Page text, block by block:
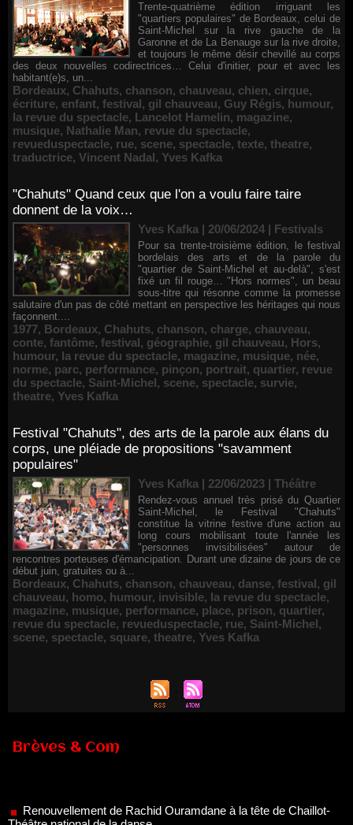
Trente-quatrième édition irriguant les
"quartiers populaires" de Bordeaux, celui de
Saint-Michel sur la rive gauche de la
Garonne et de La Benauge sur la rive droite,
et toujours le même désir chevillé au corps
des deux nouvelles codirectrices… Celui d'initier, pour et avec les
habitant(e)s, un...
Bordeaux, Chahuts, chanson, chauveau, chien, cirque,
écriture, enfant, festival, gil chauveau, Guy Régis, humour,
la revue du spectacle, Lancelot Hamelin, magazine,
musique, Nathalie Man, revue du spectacle,
revueduspectacle, rue, scene, spectacle, texte, theatre,
traductrice, Vincent Nadal, Yves Kafka
"Chahuts" Quand ceux que l'on a voulu faire taire
donnent de la voix…
Yves Kafka | 20/06/2024 | Festivals
Pour sa trente-troisième édition, le festival
bordelais des arts et de la parole du
"quartier de Saint-Michel et au-delà", s'est
fixé un fil rouge… "Hors normes", un beau
sous-titre qui résonne comme la promesse
salutaire d'un pas de côté mettant en perspective les héritages qui nous
façonnent....
1977, Bordeaux, Chahuts, chanson, charge, chauveau,
conte, fantôme, festival, géographie, gil chauveau, Hors,
humour, la revue du spectacle, magazine, musique, née,
norme, parc, performance, pinçon, portrait, quartier, revue
du spectacle, Saint-Michel, scene, spectacle, survie,
theatre, Yves Kafka
Festival "Chahuts", des arts de la parole aux élans du
corps, une pléiade de propositions "savamment
populaires"
Yves Kafka | 22/06/2023 | Théâtre
Rendez-vous annuel très prisé du Quartier
Saint-Michel, le Festival "Chahuts"
constitue la vitrine festive d'une action au
long cours mobilisant toute l'année les
"personnes invisibilisées" autour de
rencontres porteuses d'émancipation. Durant une dizaine de jours de ce
début juin, gratuites ou à...
Bordeaux, Chahuts, chanson, chauveau, danse, festival, gil
chauveau, homo, humour, invisible, la revue du spectacle,
magazine, musique, performance, place, prison, quartier,
revue du spectacle, revueduspectacle, rue, Saint-Michel,
scene, spectacle, square, theatre, Yves Kafka
Brèves & Com
05/08/2026